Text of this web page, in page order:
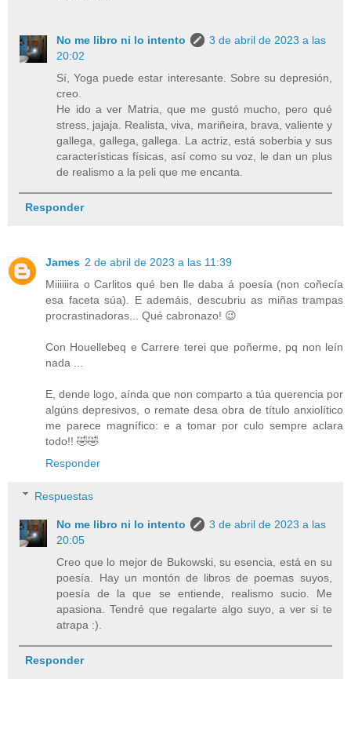
No me libro ni lo intento
3 de abril de 2023 a las
20:02
Sí, Yoga puede estar interesante. Sobre su depresión,
creo.
He ido a ver Matria, que me gustó mucho, pero qué
stress, jajaja. Realista, viva, mariñeira, brava, valiente y
gallega, gallega, gallega. La actriz, está soberbia y sus
características físicas, así como su voz, le dan un plus
de realismo a la peli que me encanta.
Responder
James 2 de abril de 2023 a las 11:39
Miiiiiira o Carlitos qué ben lle daba á poesía (non coñecía
esa faceta súa). E ademáis, descubriu as miñas trampas
procrastinadoras... Qué cabronazo! 😉
Con Houellebeq e Carrere terei que poñerme, pq non leín
nada ...
E, dende logo, aínda que non comparto a túa querencia por
algúns depresivos, o remate desa obra de título anxiolítico
me parece magnífico: e a tomar por culo sempre aclara
todo!! 🤣🤣
Responder
Respuestas
No me libro ni lo intento
3 de abril de 2023 a las
20:05
Creo que lo mejor de Bukowski, su esencia, está en su
poesía. Hay un montón de libros de poemas suyos,
poesía de la que se entiende, realismo sucio. Me
apasiona. Tendré que regalarte algo suyo, a ver si te
atrapa :).
Responder